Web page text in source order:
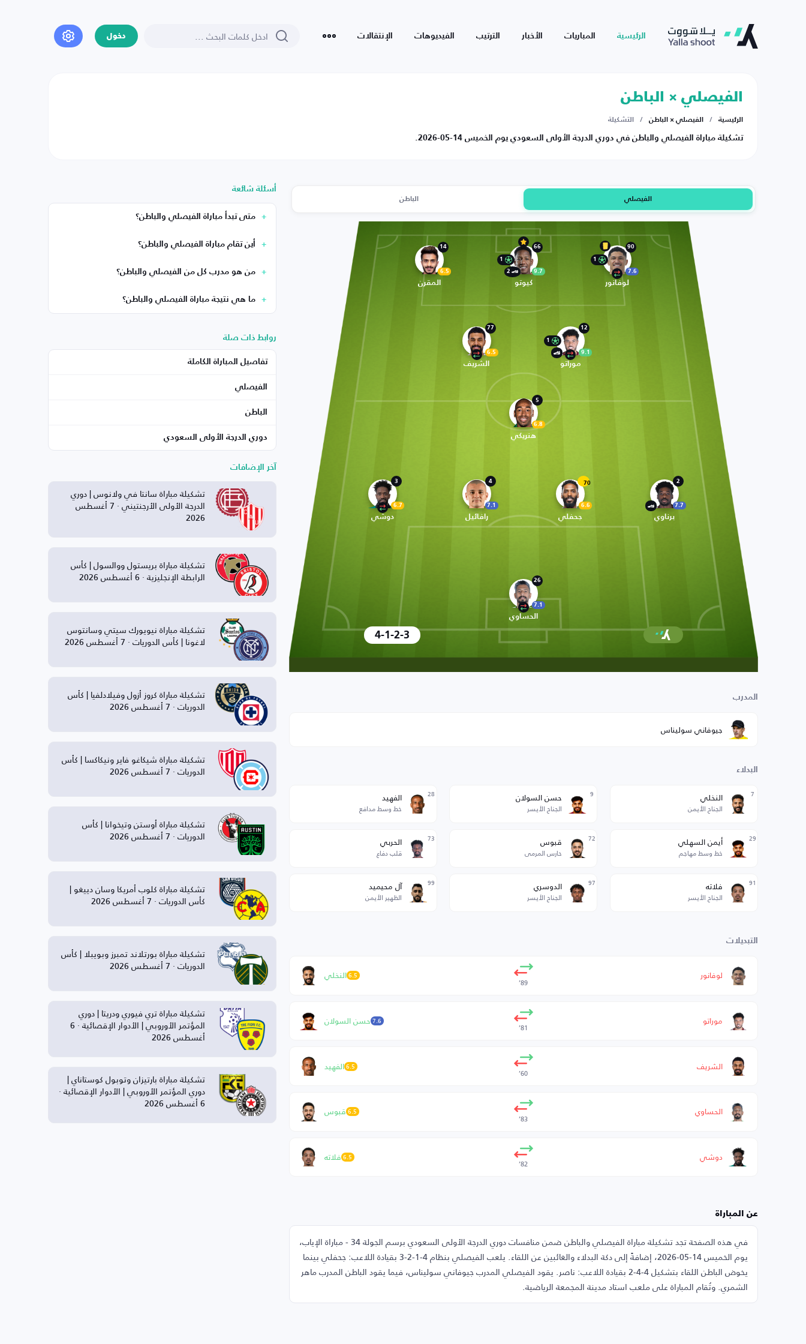
الرئيسية المباريات الأخبار الترتيب الفيديوهات الإنتقالات دخول
الفيصلي × الباطن
الرئيسية / الفيصلي × الباطن / التشكيلة
تشكيلة مباراة الفيصلي والباطن في دوري الدرجة الأولى السعودي يوم الخميس 14-05-2026.
الفيصلي الباطن
14
6.5
المقرن
66
9.7
1
2
كيوتو
90
7.6
1
لوفانور
77
6.5
الشريف
12
9.1
1
موراتو
5
6.8
هنريكي
3
6.7
دوشي
4
7.1
رافائيل
70
6.6
جحفلي
2
7.7
برناوي
26
7.1
الحساوي
4-1-2-3
المدرب
جيوفاني سوليناس
البدلاء
7 النخلي
الجناح الأيمن
9 حسن السولان
الجناح الأيسر
28 الفهيد
خط وسط مدافع
29 أيمن السهلي
خط وسط مهاجم
72 قبوس
حارس المرمى
73 الحربي
قلب دفاع
91 فلاته
الجناح الأيسر
97 الدوسري
الجناح الأيسر
99 آل محيميد
الظهير الأيمن
التبديلات
لوفانور 89’ النخلي6.5
موراتو 81’ حسن السولان 7.6
الشريف 60’ الفهيد6.5
الحساوي 83’ قبوس 6.5
دوشي 82’ فلاته 6.5
عن المباراة
في هذه الصفحة تجد تشكيلة مباراة الفيصلي والباطن ضمن منافسات دوري الدرجة الأولى السعودي برسم الجولة 34 - مباراة الإياب،
يوم الخميس 14-05-2026، إضافةً إلى دكة البدلاء والغائبين عن اللقاء. يلعب الفيصلي بنظام 4-1-2-3 بقيادة اللاعب: جحفلي بينما
يخوض الباطن اللقاء بتشكيل 4-4-2 بقيادة اللاعب: ناصر. يقود الفيصلي المدرب جيوفاني سوليناس، فيما يقود الباطن المدرب ماهر
الشمري. وتُقام المباراة على ملعب استاد مدينة المجمعة الرياضية.
أسئلة شائعة
متى تبدأ مباراة الفيصلي والباطن؟
أين تقام مباراة الفيصلي والباطن؟
من هو مدرب كل من الفيصلي والباطن؟
ما هي نتيجة مباراة الفيصلي والباطن؟
روابط ذات صلة
تفاصيل المباراة الكاملة
الفيصلي
الباطن
دوري الدرجة الأولى السعودي
آخر الإضافات
تشكيلة مباراة سانتا في ولانوس | دوري
الدرجة الأولى الأرجنتيني · 7 أغسطس
2026
تشكيلة مباراة بريستول ووالسول | كأس
الرابطة الإنجليزية · 6 أغسطس 2026
تشكيلة مباراة نيويورك سيتي وسانتوس
لاغونا | كأس الدوريات · 7 أغسطس 2026
تشكيلة مباراة كروز أزول وفيلادلفيا | كأس
الدوريات · 7 أغسطس 2026
تشكيلة مباراة شيكاغو فاير ونيكاكسا | كأس
الدوريات · 7 أغسطس 2026
تشكيلة مباراة أوستن وتيخوانا | كأس
الدوريات · 7 أغسطس 2026
تشكيلة مباراة كلوب أمريكا وسان دييغو |
كأس الدوريات · 7 أغسطس 2026
تشكيلة مباراة بورتلاند تمبرز وبويبلا | كأس
الدوريات · 7 أغسطس 2026
تشكيلة مباراة تري فيوري ودريتا | دوري
المؤتمر الأوروبي | الأدوار الإقصائية · 6
أغسطس 2026
تشكيلة مباراة بارتيزان وتوبول كوستاناي |
دوري المؤتمر الأوروبي | الأدوار الإقصائية ·
6 أغسطس 2026